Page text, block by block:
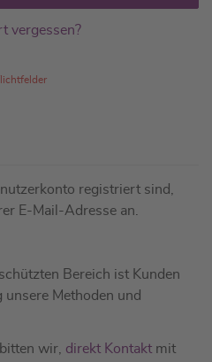
vergessen?
registriert sind,
E-Mail-Adresse an.
Bereich ist Kunden
Methoden und
wir, direkt Kontakt mit